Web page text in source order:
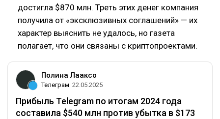
достигла $870 млн. Треть этих денег компания
получила от «эксклюзивных соглашений» — их
характер выяснить не удалось, но газета
полагает, что они связаны с криптопроектами.
Полина Лааксо
Телеграм 22.05.2025
Прибыль Telegram по итогам 2024 года
составила $540 млн против убытка в $173